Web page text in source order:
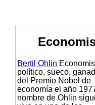
Bertil Ohlin
político, sueco,
del Premio Nobel de
economía el año
nombre de Ohlin